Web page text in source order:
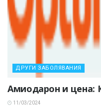
ДРУГИ ЗАБОЛЯВАНИЯ
Амиодарон и цена:
11/03/2024